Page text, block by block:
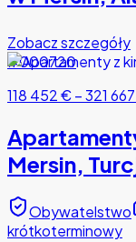
Zobacz szczegóły
#000720
118 452 €–321
Mersin,
Obywatelstwo
krótkoterminowy